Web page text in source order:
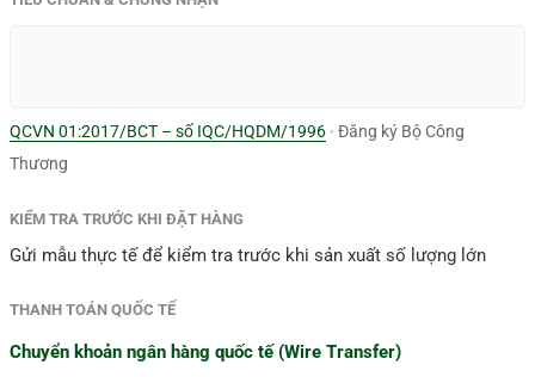
QCVN 01:2017/BCT – số IQC/HQDM/1996 · Đăng ký Bộ Công
Thương
KIỂM TRA TRƯỚC KHI ĐẶT HÀNG
Gửi mẫu thực tế để kiểm tra trước khi sản xuất số lượng lớn
THANH TOÁN QUỐC TẾ
Chuyển khoản ngân hàng quốc tế (Wire Transfer)